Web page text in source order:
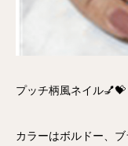
プッチ柄風ネイル💅💝
カラーはボルドー、